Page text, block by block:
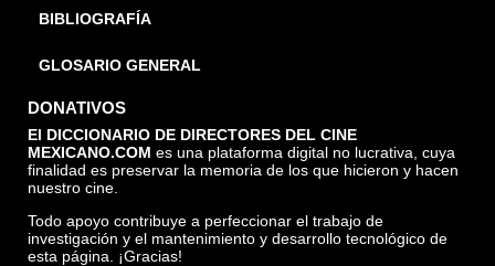
BIBLIOGRAFÍA
GLOSARIO GENERAL
DONATIVOS
El DICCIONARIO DE DIRECTORES DEL CINE
MEXICANO.COM es una plataforma digital no lucrativa, cuya
finalidad es preservar la memoria de los que hicieron y hacen
nuestro cine.
Todo apoyo contribuye a perfeccionar el trabajo de
investigación y el mantenimiento y desarrollo tecnológico de
esta página. ¡Gracias!